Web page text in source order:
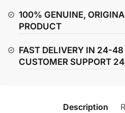
100% GENUINE,
PRODUCT
FAST DELIVERY IN 24-
CUSTOMER SUPPORT
Description